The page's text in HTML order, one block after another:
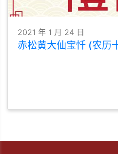
2021 年 1 月 24 日
赤松黄大仙宝忏 (农历